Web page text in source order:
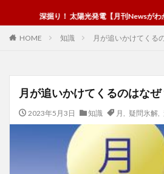
深掘り！ 太陽光発電【月刊Newsがわかる９
HOME 知識 月が追いかけてくる
月が追いかけてくるのはなぜ
2023年5月3日 知識 月 疑問氷解